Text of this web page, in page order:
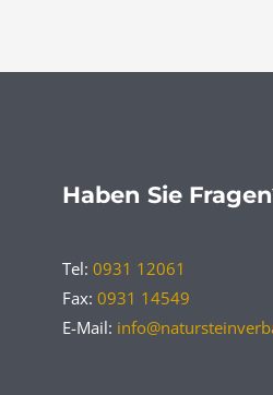
Haben Sie
Tel: 0931 12061
Fax: 0931 14549
E-Mail: